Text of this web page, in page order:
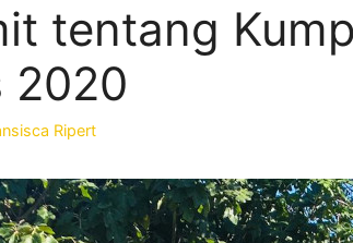
tentang
2020
Ripert